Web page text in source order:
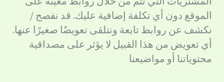
الموقع دون أي تكلفة إضافية عليك. قد نفصح /
نكشف عن روابط تابعة ونتلقى تعويضًا صغيرًا عنها.
أي تعويض من هذا القبيل لا يؤثر على مصداقية
محتوياتنا أو مواضيعنا